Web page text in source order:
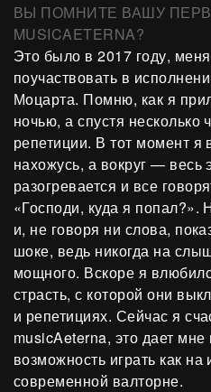
ВЫ ПОМНИТЕ ВАШУ
MUSICAETERNA?
Это было в 2017 году,
поучаствовать в
Моцарта. Помню, как я
ночью, а спустя
репетиции. В тот момент
нахожусь, а вокруг — весь
разогревается и все
«Господи, куда я
и, не говоря ни слова,
шоке, ведь никогда на
мощного. Вскоре я
страсть, с которой они
и репетициях. Сейчас я
musicAeterna, это дает
возможность играть как на
современной валторне.